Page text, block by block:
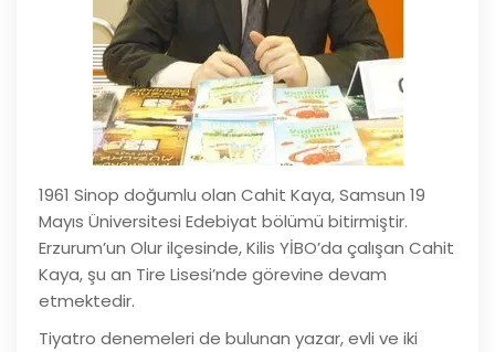
1961 Sinop doğumlu olan Cahit Kaya, Samsun 19
Mayıs Üniversitesi Edebiyat bölümü bitirmiştir.
Erzurum’un Olur ilçesinde, Kilis YİBO’da çalışan Cahit
Kaya, şu an Tire Lisesi’nde görevine devam
etmektedir.
Tiyatro denemeleri de bulunan yazar, evli ve iki